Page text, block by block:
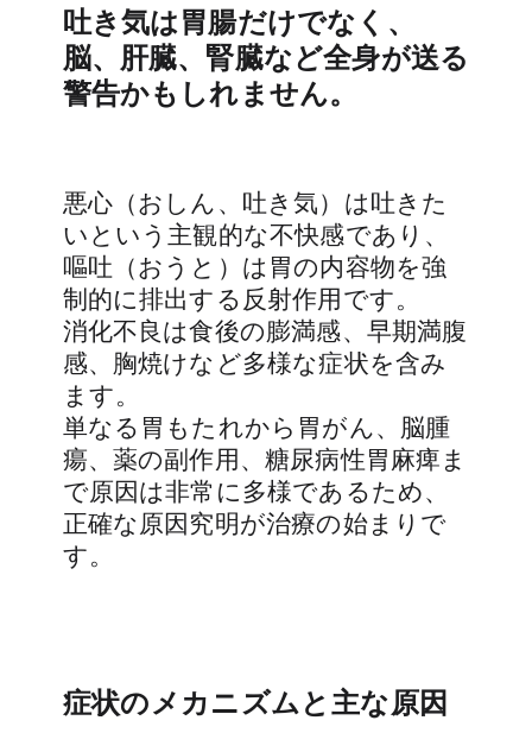
吐き気は胃腸だけでなく、
脳、肝臓、腎臓など全身が送る
警告かもしれません。
悪心（おしん、吐き気）は吐きた
いという主観的な不快感であり、
嘔吐（おうと）は胃の内容物を強
制的に排出する反射作用です。
消化不良は食後の膨満感、早期満腹
感、胸焼けなど多様な症状を含み
ます。
単なる胃もたれから胃がん、脳腫
瘍、薬の副作用、糖尿病性胃麻痺ま
で原因は非常に多様であるため、
正確な原因究明が治療の始まりで
す。
症状のメカニズムと主な原因